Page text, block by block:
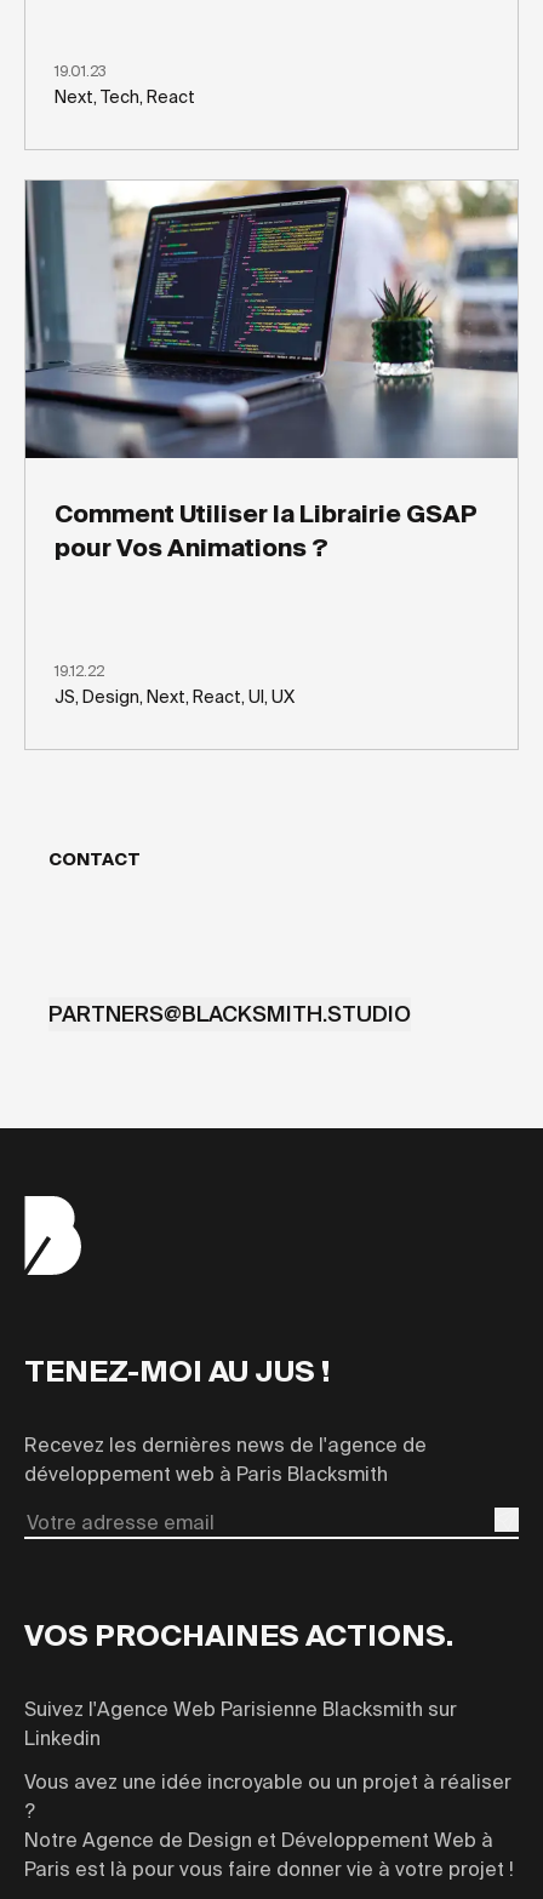
19.01.23
Next, Tech, React
Comment Utiliser la Librairie GSAP
pour Vos Animations ?
19.12.22
JS, Design, Next, React, UI, UX
CONTACT
PARTNERS@BLACKSMITH.STUDIO
TENEZ-MOI AU JUS !
Recevez les dernières news de l'agence de
développement web à Paris Blacksmith
Email
VOS PROCHAINES ACTIONS.
Suivez l'Agence Web Parisienne Blacksmith sur
Linkedin
Vous avez une idée incroyable ou un projet à réaliser
?
Notre Agence de Design et Développement Web à
Paris est là pour vous faire donner vie à votre projet !